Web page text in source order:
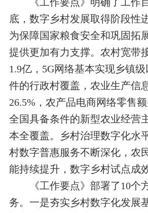
底，数字乡村发展取得阶段性
为保障国家粮食安全和巩固拓
提供更加有力支撑。农村宽带
1.9亿， 5G网络基本实现乡镇
件的行政村覆盖，农业生产信
26.5% ，农产品电商网络零售
全国具备条件的新型农业经营
本全覆盖。乡村治理数字化水
村数字普惠服务不断深化，农
能持续提升，数字乡村试点成
《工作要点》部署了10个
务。一是夯实乡村数字化发展